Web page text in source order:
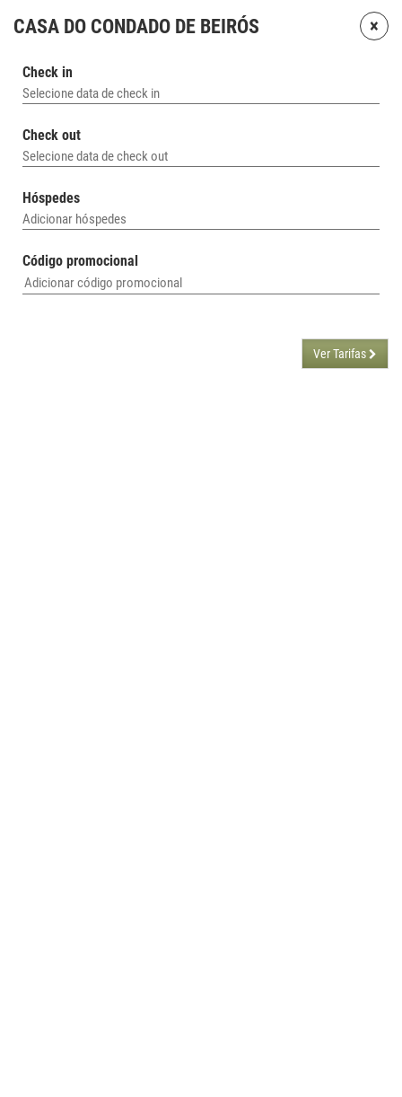
×
CASA DO CONDADO DE BEIRÓS
Check in
Selecione data de check in
Check out
Selecione data de check out
Hóspedes
Adicionar hóspedes
Código promocional
Ver Tarifas